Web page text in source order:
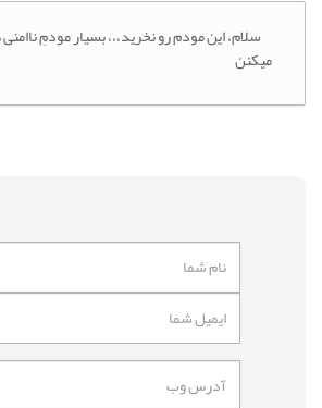
سلام، این مودم رو نخرید،،، بسیار مودمِ
میکنن